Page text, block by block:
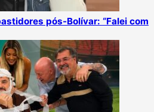
pós-Bolívar: “Falei com